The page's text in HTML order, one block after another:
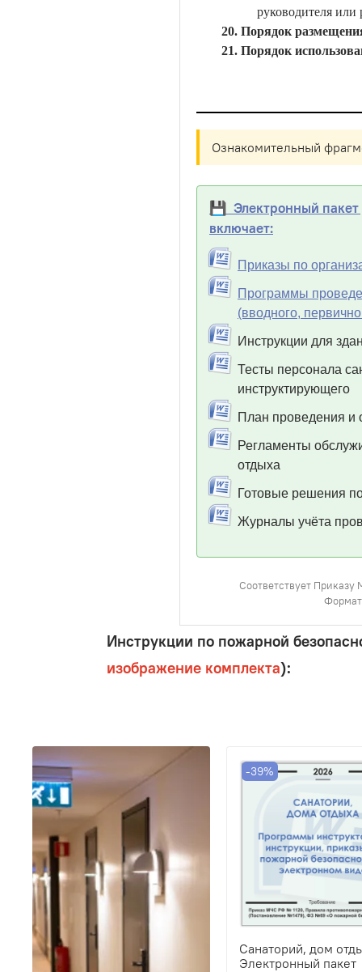
руководителя или
Порядок
Порядок
Ознакомительный
💾 Электронный пакет
включает:
Приказы по
Программы
(вводного,
Инструкции для
Тесты персонала
инструктирующего
План проведения и
Регламенты
отдыха
Готовые решения
Журналы учёта
Соответствует
Инструкции по пожарной
изображение комплекта):
-39%
Санаторий, дом
Электронный пакет